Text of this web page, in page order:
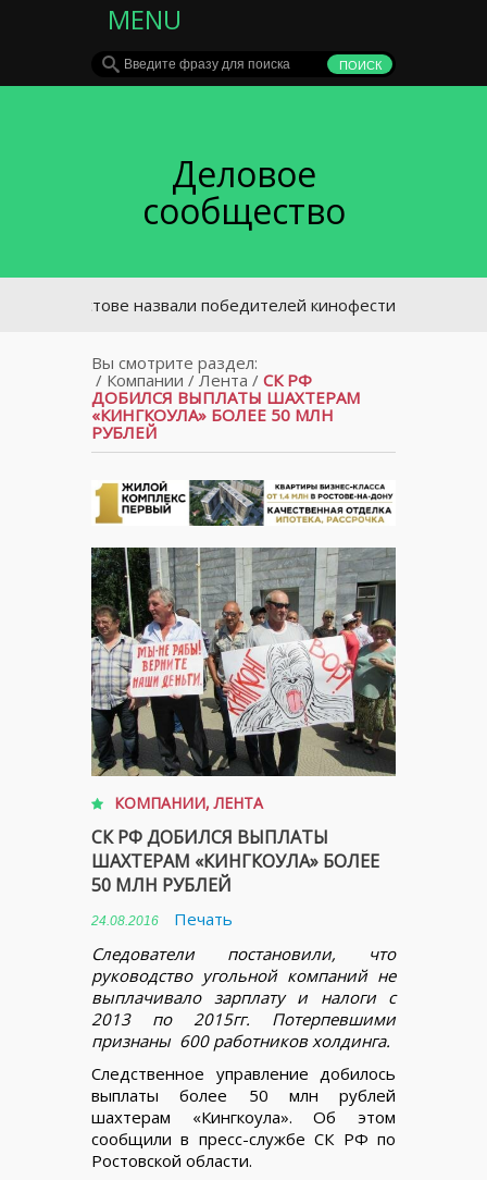
MENU
Деловое
сообщество
В Ростове назвали победителей кинофестиваля «Bridge of
Вы смотрите раздел:
/ Компании /Лента / СК РФ
ДОБИЛСЯ ВЫПЛАТЫ ШАХТЕРАМ
«КИНГКОУЛА» БОЛЕЕ 50 МЛН
РУБЛЕЙ
КОМПАНИИ,ЛЕНТА
СК РФ ДОБИЛСЯ ВЫПЛАТЫ
ШАХТЕРАМ «КИНГКОУЛА» БОЛЕЕ
50 МЛН РУБЛЕЙ
24.08.2016
Печать
Следователи постановили, что
руководство угольной компаний не
выплачивало зарплату и налоги с
2013 по 2015гг. Потерпевшими
признаны 600 работников холдинга.
Следственное управление добилось
выплаты более 50 млн рублей
шахтерам «Кингкоула». Об этом
сообщили в пресс-службе СК РФ по
Ростовской области.